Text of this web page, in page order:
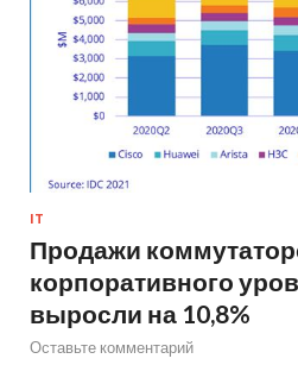
IT
Продажи
корпоративного
выросли на 10,8%
Оставьте комментарий